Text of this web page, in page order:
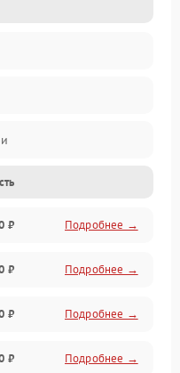
₽ Подробнее →
₽ Подробнее →
₽ Подробнее →
₽ Подробнее →